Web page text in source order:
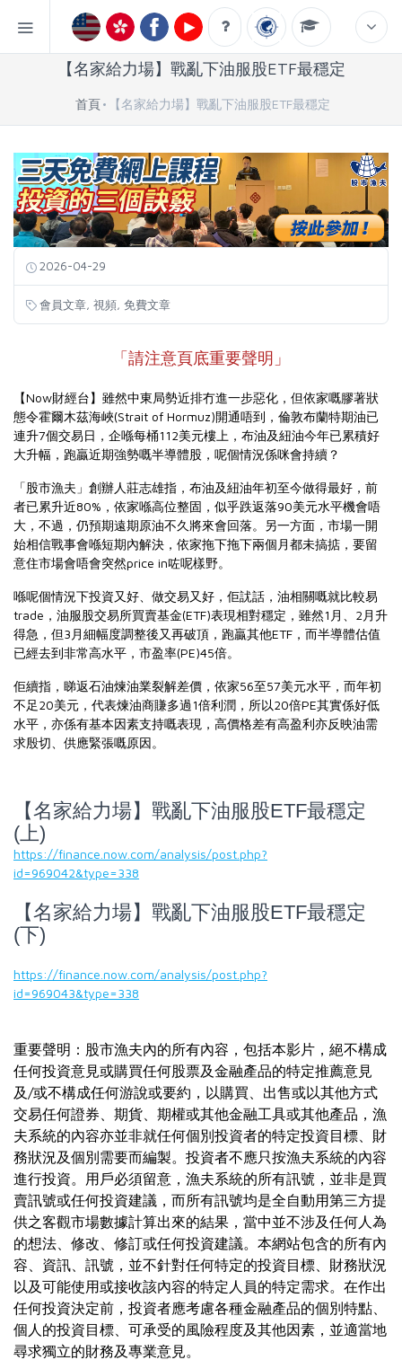
【名家給力場】戰亂下油服股ETF最穩定
首頁 【名家給力場】戰亂下油服股ETF最穩定
2026-04-29
會員文章 視頻 免費文章
「請注意頁底重要聲明」
【Now財經台】雖然中東局勢近排冇進一步惡化，但依家嘅膠著狀
態令霍爾木茲海峽(Strait of Hormuz)開通唔到，倫敦布蘭特期油已
連升7個交易日，企喺每桶112美元樓上，布油及紐油今年已累積好
大升幅，跑贏近期強勢嘅半導體股，呢個情況係咪會持續？
「股市漁夫」創辦人莊志雄指，布油及紐油年初至今做得最好，前
者已累升近80%，依家喺高位整固，似乎跌返落90美元水平機會唔
大，不過，仍預期遠期原油不久將來會回落。另一方面，市場一開
始相信戰事會喺短期內解決，依家拖下拖下兩個月都未搞掂，要留
意住市場會唔會突然price in咗呢樣野。
喺呢個情況下投資又好、做交易又好，佢訧話，油相關嘅就比較易
trade，油服股交易所買賣基金(ETF)表現相對穩定，雖然1月、2月升
得急，但3月細幅度調整後又再破頂，跑贏其他ETF，而半導體估值
已經去到非常高水平，市盈率(PE)45倍。
佢續指，睇返石油煉油業裂解差價，依家56至57美元水平，而年初
不足20美元，代表煉油商賺多過1倍利潤，所以20倍PE其實係好低
水平，亦係有基本因素支持嘅表現，高價格差有高盈利亦反映油需
求殷切、供應緊張嘅原因。
【名家給力場】戰亂下油服股ETF最穩定
(上)
https://finance.now.com/analysis/post.php?
id=969042&type=338
【名家給力場】戰亂下油服股ETF最穩定
(下)
https://finance.now.com/analysis/post.php?
id=969043&type=338
重要聲明：股市漁夫內的所有內容，包括本影片，絕不構成
任何投資意見或購買任何股票及金融產品的特定推薦意見
及/或不構成任何游說或要約，以購買、出售或以其他方式
交易任何證券、期貨、期權或其他金融工具或其他產品，漁
夫系統的內容亦並非就任何個別投資者的特定投資目標、財
務狀況及個別需要而編製。投資者不應只按漁夫系統的內容
進行投資。用戶必須留意，漁夫系統的所有訊號，並非是買
賣訊號或任何投資建議，而所有訊號均是全自動用第三方提
供之客觀市場數據計算出來的結果，當中並不涉及任何人為
的想法、修改、修訂或任何投資建議。本網站包含的所有內
容、資訊、訊號，並不針對任何特定的投資目標、財務狀況
以及可能使用或接收該內容的特定人員的特定需求。在作出
任何投資決定前，投資者應考慮各種金融產品的個別特點、
個人的投資目標、可承受的風險程度及其他因素，並適當地
尋求獨立的財務及專業意見。